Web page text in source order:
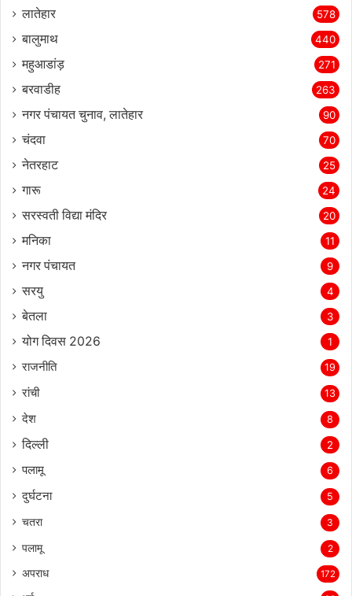
लातेहार 578
बालुमाथ 440
महुआडांड़ 271
बरवाडीह 263
नगर पंचायत चुनाव, लातेहार 90
चंदवा 70
नेतरहाट 25
गारू 24
सरस्‍वती विद्या मंदिर 20
मनिका 11
नगर पंचायत 9
सरयु 4
बेतला 3
योग दिवस 2026 1
राजनीति 19
रांची 13
देश 8
दिल्‍ली 2
पलामू 6
दुर्घटना 5
चतरा 3
पलामू 2
अपराध 172